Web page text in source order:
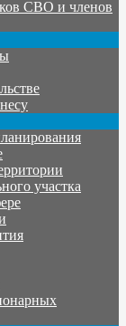
СВО и членов
участка